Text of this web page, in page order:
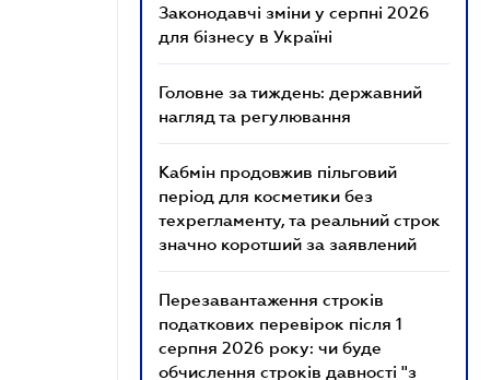
Законодавчі зміни у серпні 2026
для бізнесу в Україні
Головне за тиждень: державний
нагляд та регулювання
Кабмін продовжив пільговий
період для косметики без
техрегламенту, та реальний строк
значно коротший за заявлений
Перезавантаження строків
податкових перевірок після 1
серпня 2026 року: чи буде
обчислення строків давності "з